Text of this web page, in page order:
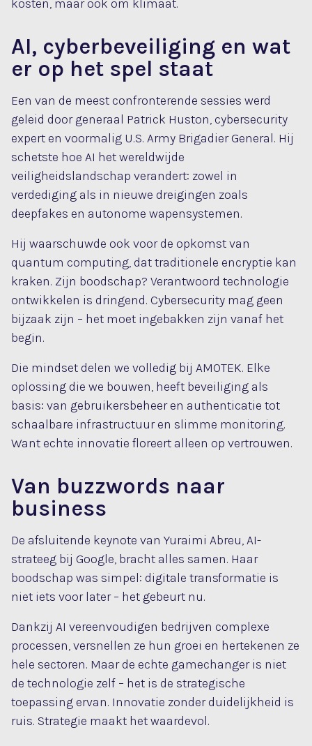
kosten, maar ook om klimaat.
AI, cyberbeveiliging en wat
er op het spel staat
Een van de meest confronterende sessies werd
geleid door generaal Patrick Huston, cybersecurity
expert en voormalig U.S. Army Brigadier General. Hij
schetste hoe AI het wereldwijde
veiligheidslandschap verandert: zowel in
verdediging als in nieuwe dreigingen zoals
deepfakes en autonome wapensystemen.
Hij waarschuwde ook voor de opkomst van
quantum computing, dat traditionele encryptie kan
kraken. Zijn boodschap? Verantwoord technologie
ontwikkelen is dringend. Cybersecurity mag geen
bijzaak zijn – het moet ingebakken zijn vanaf het
begin.
Die mindset delen we volledig bij AMOTEK. Elke
oplossing die we bouwen, heeft beveiliging als
basis: van gebruikersbeheer en authenticatie tot
schaalbare infrastructuur en slimme monitoring.
Want echte innovatie floreert alleen op vertrouwen.
Van buzzwords naar
business
De afsluitende keynote van Yuraimi Abreu, AI-
strateeg bij Google, bracht alles samen. Haar
boodschap was simpel: digitale transformatie is
niet iets voor later – het gebeurt nu.
Dankzij AI vereenvoudigen bedrijven complexe
processen, versnellen ze hun groei en hertekenen ze
hele sectoren. Maar de echte gamechanger is niet
de technologie zelf – het is de strategische
toepassing ervan. Innovatie zonder duidelijkheid is
ruis. Strategie maakt het waardevol.